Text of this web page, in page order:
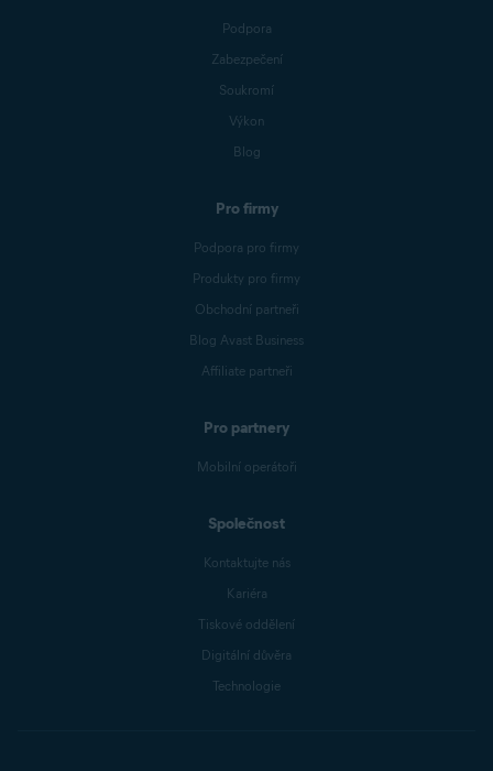
Podpora
Zabezpečení
Soukromí
Výkon
Blog
Pro firmy
Podpora pro firmy
Produkty pro firmy
Obchodní partneři
Blog Avast Business
Affiliate partneři
Pro partnery
Mobilní operátoři
Společnost
Kontaktujte nás
Kariéra
Tiskové oddělení
Digitální důvěra
Technologie